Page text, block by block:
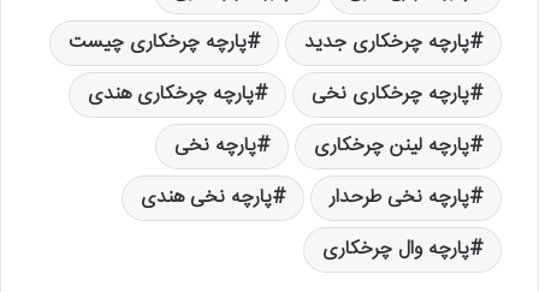
پارچه چرخکاری جدید
پارچه چرخکاری چیست
پارچه چرخکاری نخی
پارچه چرخکاری هندی
پارچه لینن چرخکاری
پارچه نخی
پارچه نخی طرحدار
پارچه نخی هندی
پارچه وال چرخکاری